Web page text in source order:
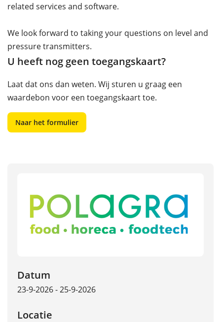
related services and software.
We look forward to taking your questions on level and
pressure transmitters.
U heeft nog geen toegangskaart?
Laat dat ons dan weten. Wij sturen u graag een
waardebon voor een toegangskaart toe.
Naar het formulier
Datum
23-9-2026 - 25-9-2026
Locatie